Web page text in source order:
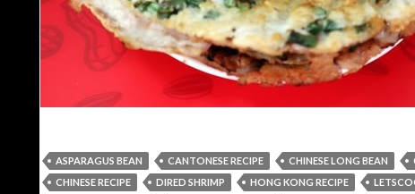
ASPARAGUS BEAN CANTONESE RECIPE CHINESE LONG BEAN
CHINESE RECIPE
DIRED SHRIMP HONG KONG RECIPE